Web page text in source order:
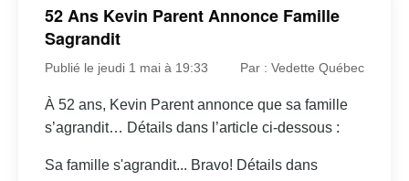
52 Ans Kevin Parent Annonce Famille
Sagrandit
Publié le jeudi 1 mai à 19:33 Par : Vedette Québec
À 52 ans, Kevin Parent annonce que sa famille
s’agrandit… Détails dans l’article ci-dessous :
Sa famille s'agrandit... Bravo! Détails dans